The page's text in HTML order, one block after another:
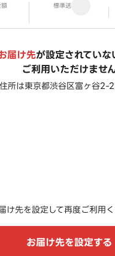
標準送料
届け先が設定されていな
ご利用いただけませ
所は東京都渋谷区富ヶ谷
け先を設定して再度ご利用く
お届け先を設定する